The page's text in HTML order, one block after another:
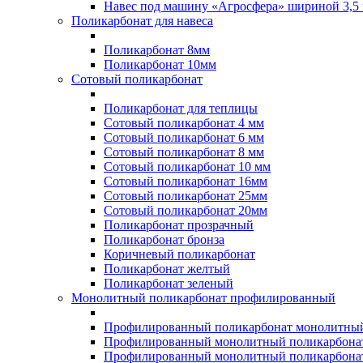
Навес под машину «Агросфера» шириной 3,5
Поликарбонат для навеса
Поликарбонат 8мм
Поликарбонат 10мм
Сотовый поликарбонат
Поликарбонат для теплицы
Сотовый поликарбонат 4 мм
Сотовый поликарбонат 6 мм
Сотовый поликарбонат 8 мм
Сотовый поликарбонат 10 мм
Сотовый поликарбонат 16мм
Сотовый поликарбонат 25мм
Сотовый поликарбонат 20мм
Поликарбонат прозрачный
Поликарбонат бронза
Коричневый поликарбонат
Поликарбонат желтый
Поликарбонат зеленый
Монолитный поликарбонат профилированный
Профилированный поликарбонат
Профилированный монолитный
Профилированный монолитный